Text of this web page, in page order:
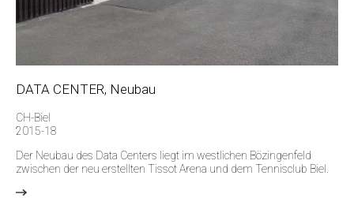
DATA CENTER, Neubau
CH-Biel
2015-18
Der Neubau des Data Centers liegt im westlichen Bözingenfeld
zwischen der neu erstellten Tissot Arena und dem Tennisclub Biel.